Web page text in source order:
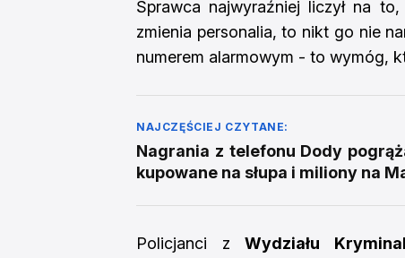
Sprawca najwyraźniej liczył na
zmienia personalia, to nikt go nie
numerem alarmowym - to wymóg,
NAJCZĘŚCIEJ CZYTANE:
Nagrania z telefonu Dody
kupowane na słupa i miliony na
Policjanci z Wydziału